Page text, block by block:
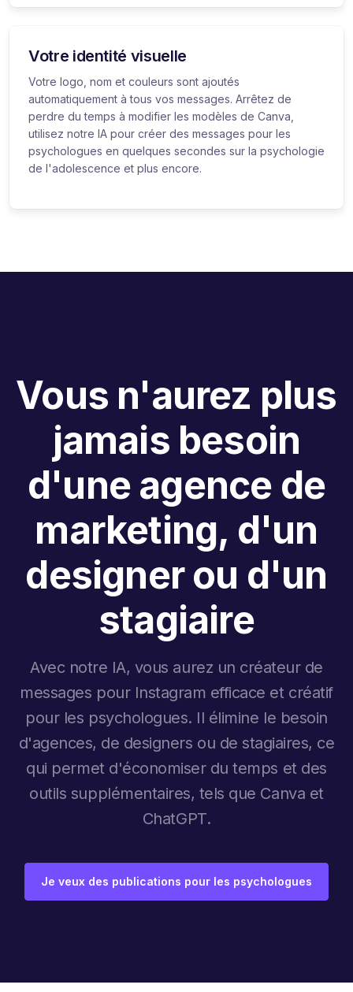
Votre identité visuelle
Votre logo, nom et couleurs sont ajoutés
automatiquement à tous vos messages. Arrêtez de
perdre du temps à modifier les modèles de Canva,
utilisez notre IA pour créer des messages pour les
psychologues en quelques secondes sur la psychologie
de l'adolescence et plus encore.
Vous n'aurez plus
jamais besoin
d'une agence de
marketing, d'un
designer ou d'un
stagiaire
Avec notre IA, vous aurez un créateur de
messages pour Instagram efficace et créatif
pour les psychologues. Il élimine le besoin
d'agences, de designers ou de stagiaires, ce
qui permet d'économiser du temps et des
outils supplémentaires, tels que Canva et
ChatGPT.
Je veux des publications pour les psychologues